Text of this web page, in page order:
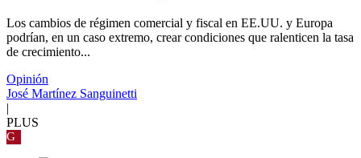
Los cambios de régimen comercial y fiscal en EE.UU. y Europa
podrían, en un caso extremo, crear condiciones que ralenticen la tasa
de crecimiento...
Opinión
José Martínez Sanguinetti
|
PLUS
G